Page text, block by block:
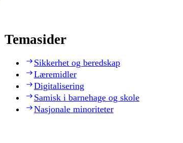
Temasider
Sikkerhet og beredskap
Læremidler
Digitalisering
Samisk i barnehage og skole
Nasjonale minoriteter